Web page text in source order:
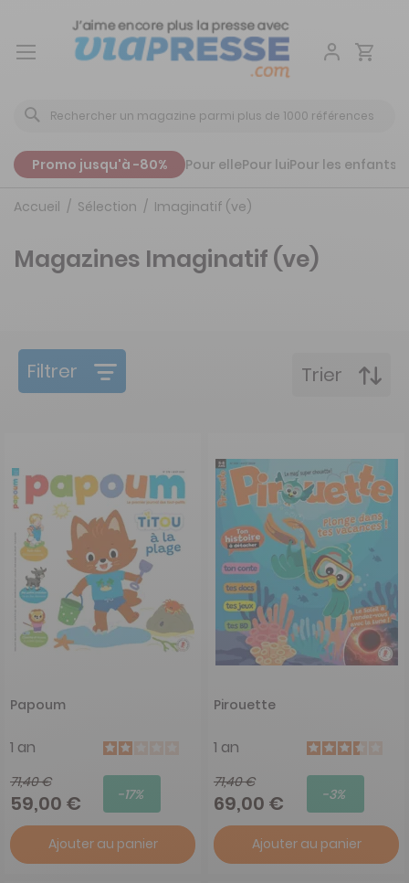
Aller
Promo jusqu'à -80% Pour ellePour luiPour les enfants
Accueil Sélection Imaginatif (ve)
Magazines Imaginatif (ve)
Filtrer Trier
Papoum
1 an
71,40 €
59,00 € -17%
Ajouter au panier
Pirouette
1 an
71,40 €
69,00 € -3%
Ajouter au panier